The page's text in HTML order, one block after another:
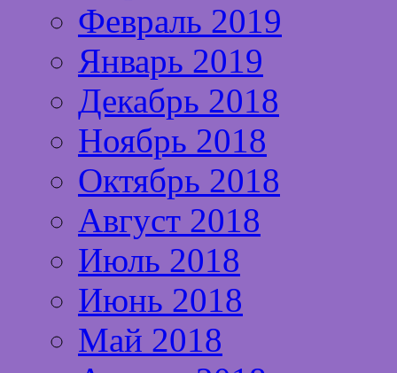
Февраль 2019
Январь 2019
Декабрь 2018
Ноябрь 2018
Октябрь 2018
Август 2018
Июль 2018
Июнь 2018
Май 2018